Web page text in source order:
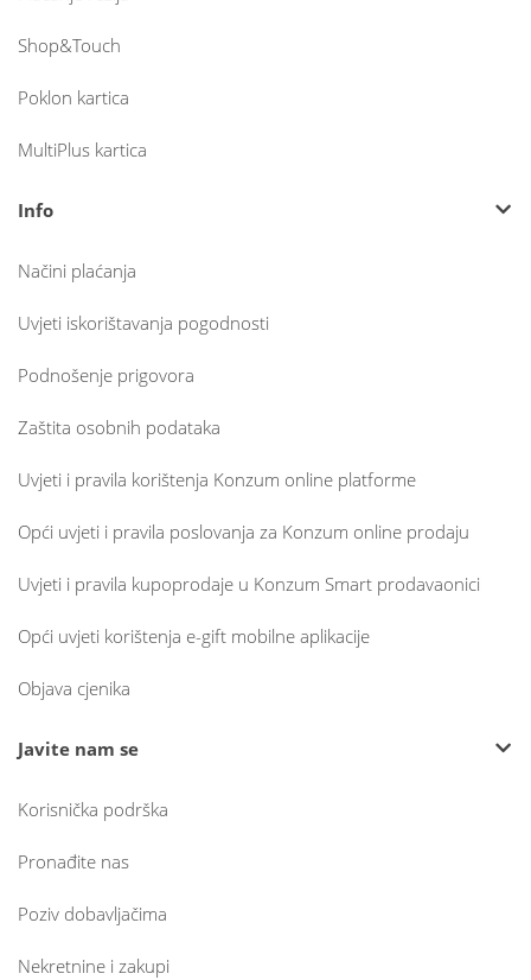
Shop&Touch
Poklon kartica
MultiPlus kartica
Info
Načini plaćanja
Uvjeti iskorištavanja pogodnosti
Podnošenje prigovora
Zaštita osobnih podataka
Uvjeti i pravila korištenja Konzum online platforme
Opći uvjeti i pravila poslovanja za Konzum online prodaju
Uvjeti i pravila kupoprodaje u Konzum Smart prodavaonici
Opći uvjeti korištenja e-gift mobilne aplikacije
Objava cjenika
Javite nam se
Korisnička podrška
Pronađite nas
Poziv dobavljačima
Nekretnine i zakupi